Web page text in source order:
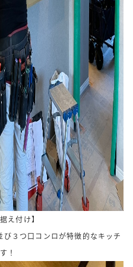
え付け】
３つ口コンロが特徴的なキッチ
！